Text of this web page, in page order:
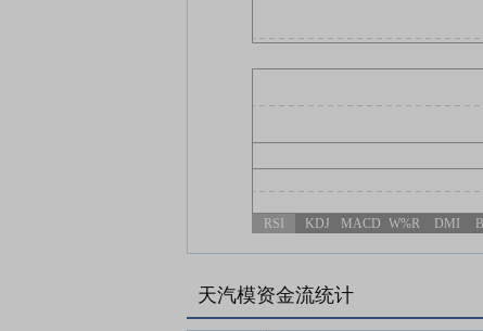
RSI KDJ MACD W%R DMI
天汽模资金流统计